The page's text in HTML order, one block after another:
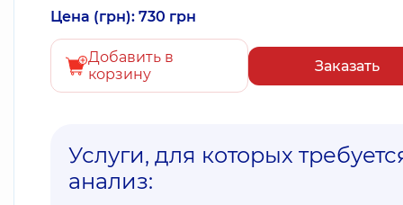
Цена (грн): 730 грн
Добавить в
корзину
Заказать
Услуги, для которых
анализ: